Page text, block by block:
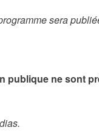
sera
publique ne sont